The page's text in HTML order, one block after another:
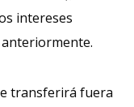
intereses
transferirá fuera